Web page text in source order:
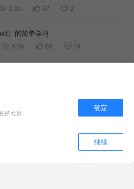
3.2k 67 2
）的简单学习
8.0k 68 19
）学习笔记
系统（权限控制与SEO博客实战）
适配 Vue3 + 前端基础开发者）（自
的社区
确定
继续